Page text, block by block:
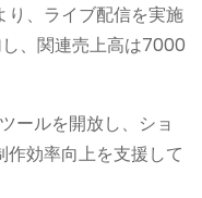
り、ライブ配信を実施
、関連売上高は7000
ールを開放し、ショ
効率向上を支援して